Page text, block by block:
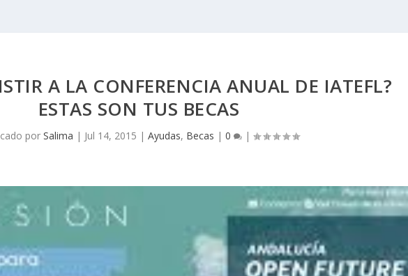
A LA CONFERENCIA ANUAL DE IATEFL?
ESTAS SON TUS BECAS
por Salima | Jul 14, 2015 | Ayudas, Becas | 0 |